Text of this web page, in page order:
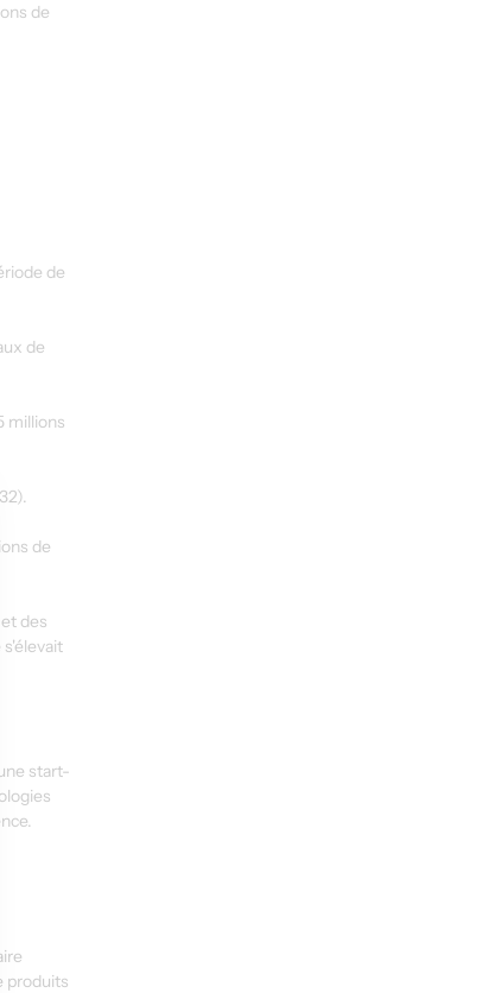
de
de
de
millions
de
des
start-
produits